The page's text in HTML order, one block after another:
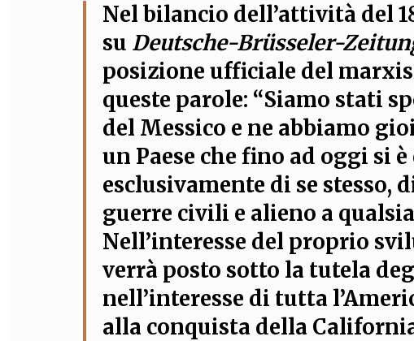
Nel bilancio dell’attività del
su Deutsche-Brüsseler-
posizione ufficiale del
queste parole: “Siamo stati
del Messico e ne abbiamo
un Paese che fino ad oggi si
esclusivamente di se stesso,
guerre civili e alieno a
Nell’interesse del proprio
verrà posto sotto la tutela
nell’interesse di tutta
alla conquista della